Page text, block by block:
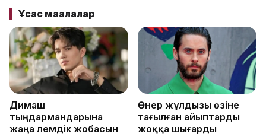
Ұқсас мақалалар
Димаш
тыңдармандарына
жаңа әлемдік жобасын
Өнер жұлдызы өзіне
тағылған айыптарды
жоққа шығарды